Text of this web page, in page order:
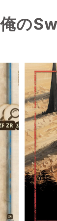
俺の